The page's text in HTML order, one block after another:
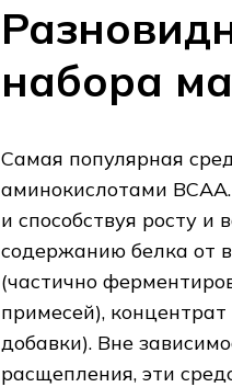
набора
Самая популярная
аминокислотами
и способствуя росту
содержанию белка от
(частично
примесей),
добавки). Вне
расщепления, эти